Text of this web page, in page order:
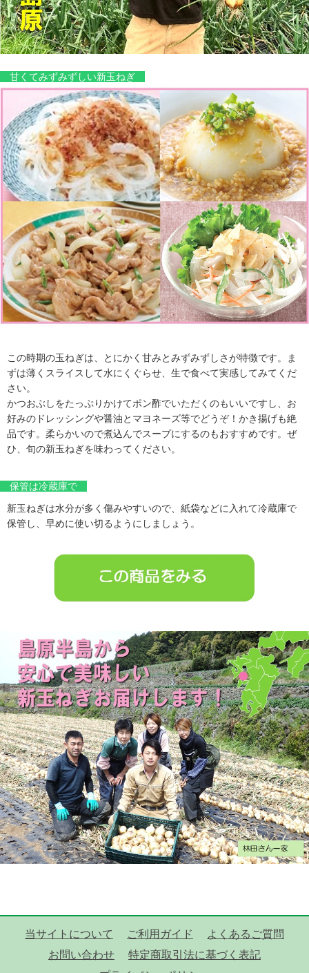
甘くてみずみずしい新玉ねぎ
この時期の玉ねぎは、とにかく甘みとみずみずしさが特徴です。ま
ずは薄くスライスして水にくぐらせ、生で食べて実感してみてくだ
さい。
かつおぶしをたっぷりかけてポン酢でいただくのもいいですし、お
好みのドレッシングや醤油とマヨネーズ等でどうぞ！かき揚げも絶
品です。柔らかいので煮込んでスープにするのもおすすめです。ぜ
ひ、旬の新玉ねぎを味わってください。
保管は冷蔵庫で
新玉ねぎは水分が多く傷みやすいので、紙袋などに入れて冷蔵庫で
保管し、早めに使い切るようにしましょう。
当サイトについて ご利用ガイド
よくあるご質問
お問い合わせ
特定商取引法に基づく表記